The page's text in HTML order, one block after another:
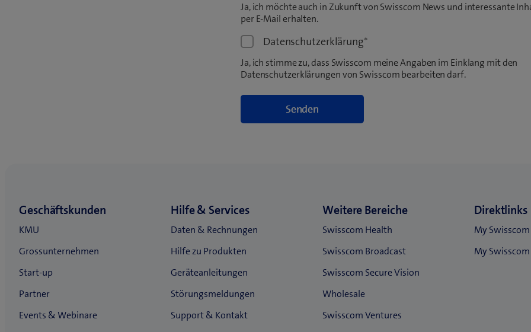
Ja, ich möchte auch in Zukunft von Swisscom News und interessante
per E-Mail erhalten.
Datenschutzerklärung*
Ja, ich stimme zu, dass Swisscom meine Angaben im Einklang mit den
Datenschutzerklärungen von Swisscom bearbeiten darf.